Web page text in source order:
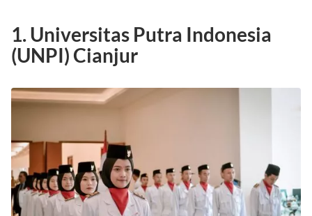
1. Universitas Putra Indonesia
(UNPI) Cianjur